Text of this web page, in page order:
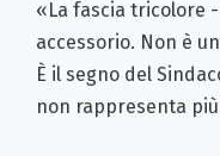
«La fascia tricolore
accessorio. Non è
È il segno del
non rappresenta